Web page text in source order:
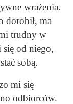
wrażenia.
dorobił, ma
trudny w
od niego,
sobą.
mi się
odbiorców.